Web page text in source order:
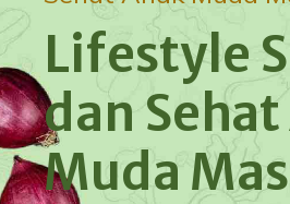
Lifestyle
dan
Muda